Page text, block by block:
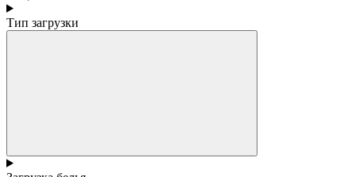
Тип загрузки